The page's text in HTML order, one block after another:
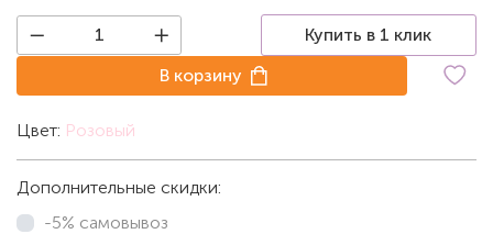
Купить в 1 клик
В корзину
Цвет: Розовый
Дополнительные скидки:
-5% самовывоз